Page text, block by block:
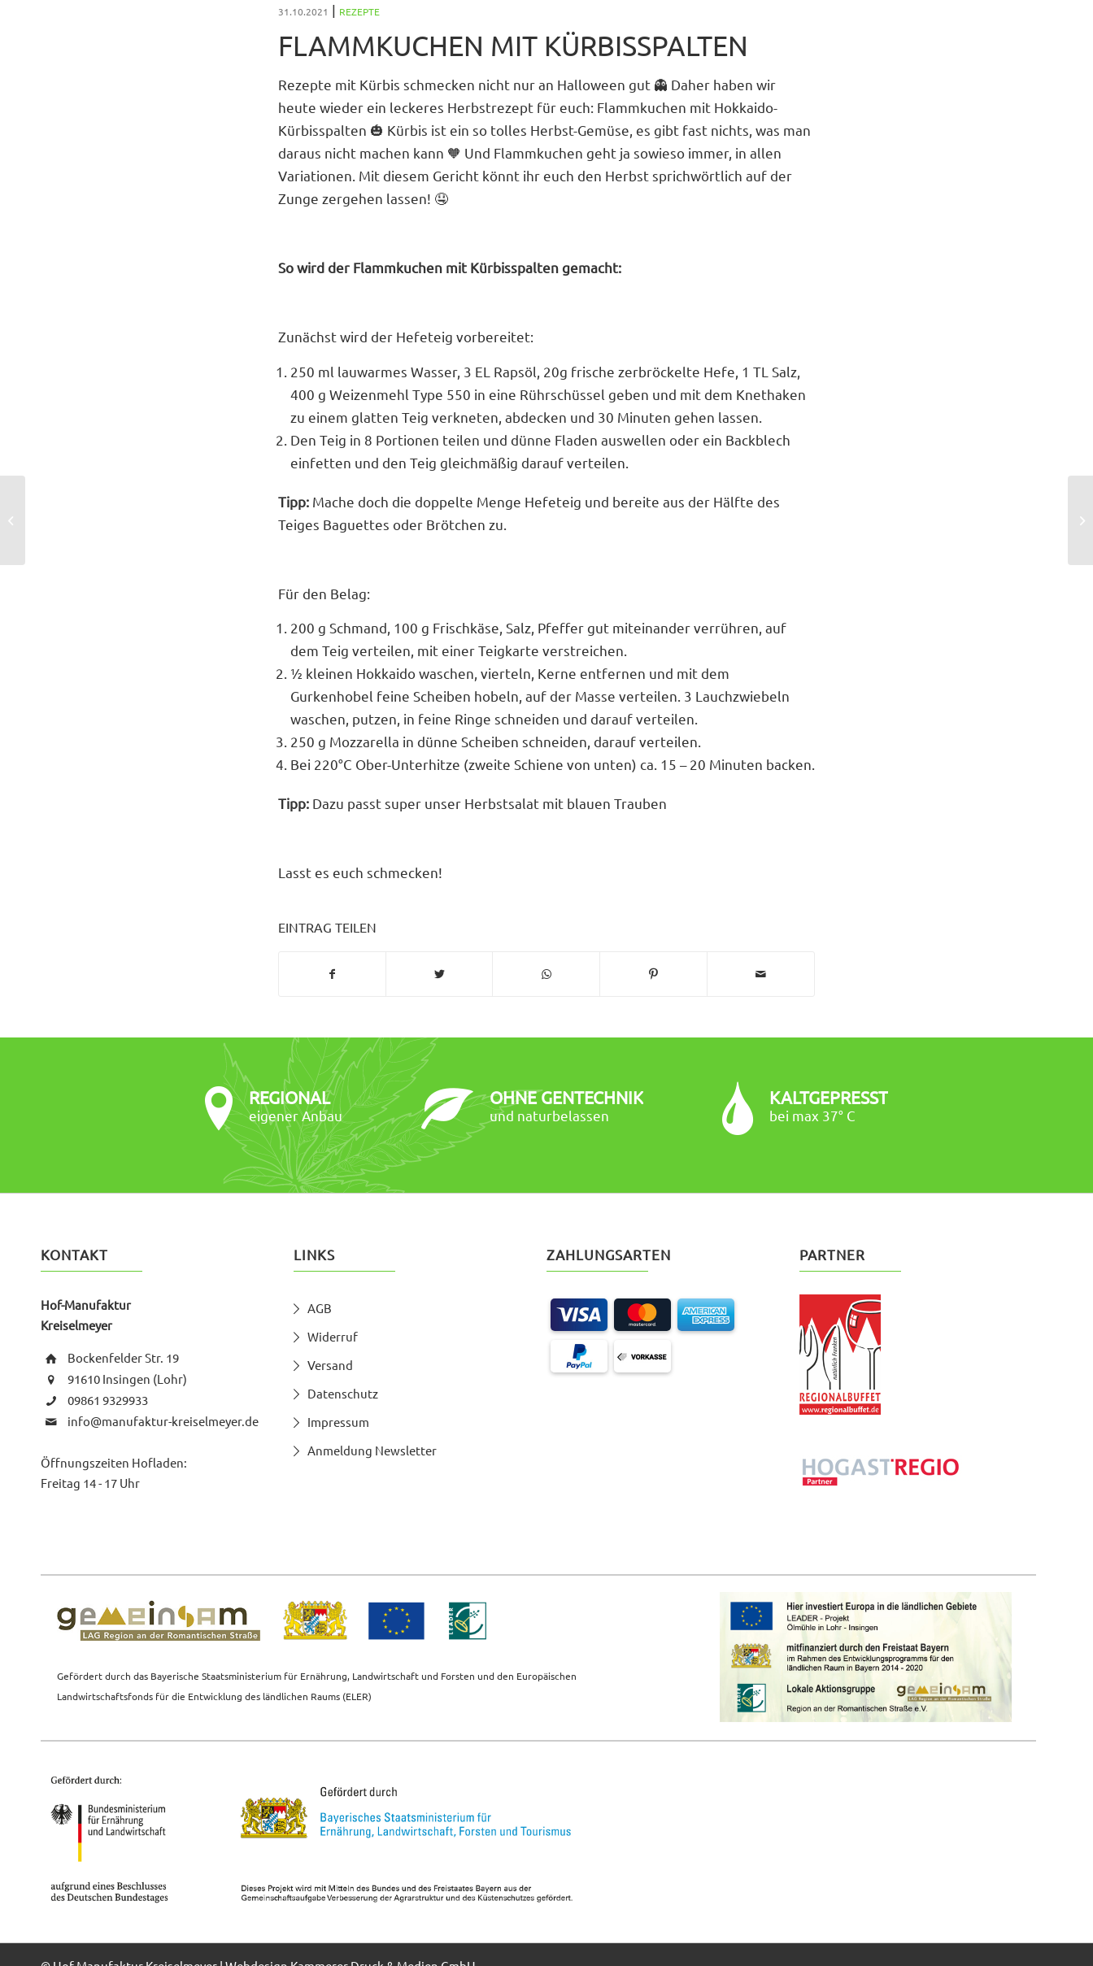
31.10.2021 | REZEPTE
FLAMMKUCHEN MIT KÜRBISSPALTEN
Rezepte mit Kürbis schmecken nicht nur an Halloween gut 👻 Daher haben wir
heute wieder ein leckeres Herbstrezept für euch: Flammkuchen mit Hokkaido-
Kürbisspalten 🎃 Kürbis ist ein so tolles Herbst-Gemüse, es gibt fast nichts, was man
daraus nicht machen kann 🧡 Und Flammkuchen geht ja sowieso immer, in allen
Variationen. Mit diesem Gericht könnt ihr euch den Herbst sprichwörtlich auf der
Zunge zergehen lassen! 🤤
So wird der Flammkuchen mit Kürbisspalten gemacht:
Zunächst wird der Hefeteig vorbereitet:
250 ml lauwarmes Wasser, 3 EL Rapsöl, 20g frische zerbröckelte Hefe, 1 TL Salz,
400 g Weizenmehl Type 550 in eine Rührschüssel geben und mit dem Knethaken
zu einem glatten Teig verkneten, abdecken und 30 Minuten gehen lassen.
Den Teig in 8 Portionen teilen und dünne Fladen auswellen oder ein Backblech
einfetten und den Teig gleichmäßig darauf verteilen.
Tipp: Mache doch die doppelte Menge Hefeteig und bereite aus der Hälfte des
Teiges Baguettes oder Brötchen zu.
Für den Belag:
200 g Schmand, 100 g Frischkäse, Salz, Pfeffer gut miteinander verrühren, auf
dem Teig verteilen, mit einer Teigkarte verstreichen.
½ kleinen Hokkaido waschen, vierteln, Kerne entfernen und mit dem
Gurkenhobel feine Scheiben hobeln, auf der Masse verteilen. 3 Lauchzwiebeln
waschen, putzen, in feine Ringe schneiden und darauf verteilen.
250 g Mozzarella in dünne Scheiben schneiden, darauf verteilen.
Bei 220°C Ober-Unterhitze (zweite Schiene von unten) ca. 15 – 20 Minuten backen.
Tipp: Dazu passt super unser Herbstsalat mit blauen Trauben
Lasst es euch schmecken!
EINTRAG TEILEN
REGIONAL
eigener Anbau
OHNE GENTECHNIK
und naturbelassen
KALTGEPRESST
bei max 37° C
KONTAKT
Hof-Manufaktur
Kreiselmeyer
Bockenfelder Str. 19
91610 Insingen (Lohr)
09861 9329933
info@manufaktur-kreiselmeyer.de
Öffnungszeiten Hofladen:
Freitag 14 - 17 Uhr
LINKS
AGB
Widerruf
Versand
Datenschutz
Impressum
Anmeldung Newsletter
ZAHLUNGSARTEN PARTNER
Gefördert durch das Bayerische Staatsministerium für Ernährung, Landwirtschaft und Forsten und den Europäischen
Landwirtschaftsfonds für die Entwicklung des ländlichen Raums (ELER)